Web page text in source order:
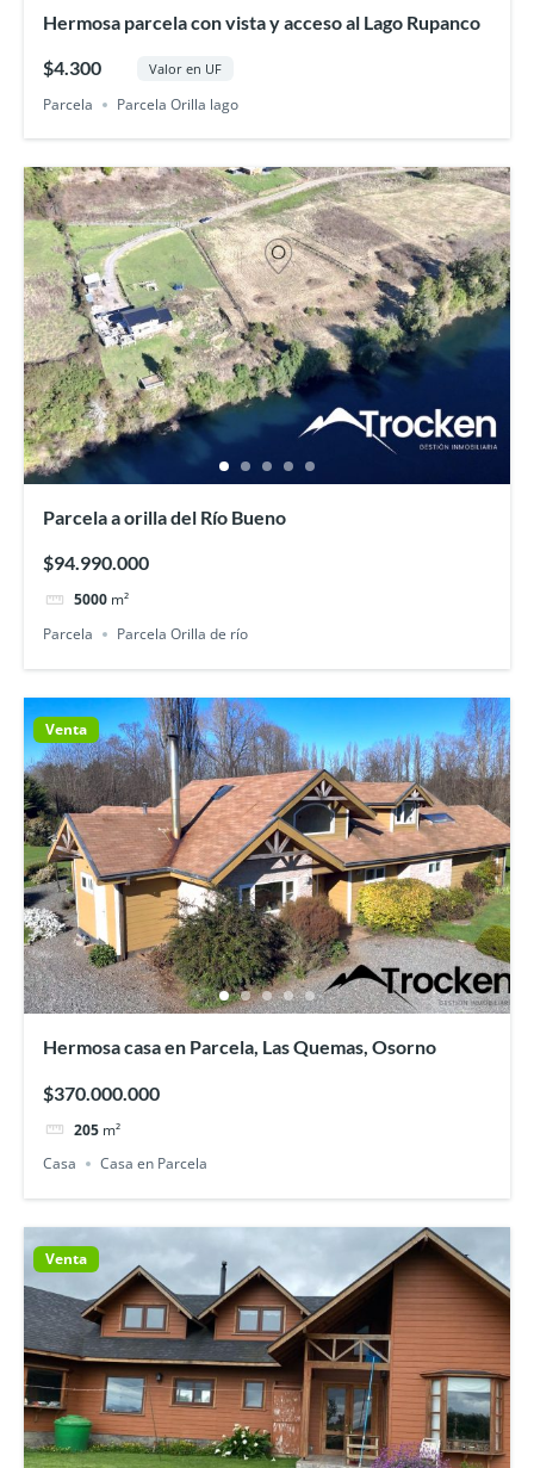
Hermosa parcela con vista y acceso al Lago Rupanco
$4.300 Valor en UF
Parcela Parcela Orilla lago
Parcela a orilla del Río Bueno
$94.990.000
5000 m²
Parcela
Parcela Orilla de río
Venta
Hermosa casa en Parcela, Las Quemas, Osorno
$370.000.000
205 m²
Casa
Casa en Parcela
Venta